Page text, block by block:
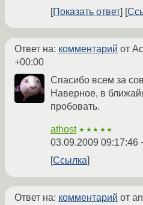
Показать ответ
Ответ на: комментарий от
+00:00
Спасибо всем за
Наверное, в
пробовать.
athost ★★★★★
03.09.2009 09:17:46
Ссылка
Ответ на: комментарий от